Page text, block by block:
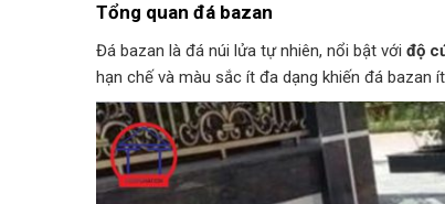
Tổng quan đá bazan
Đá bazan là đá núi lửa tự nhiên, nổi bật với độ
hạn chế và màu sắc ít đa dạng khiến đá bazan